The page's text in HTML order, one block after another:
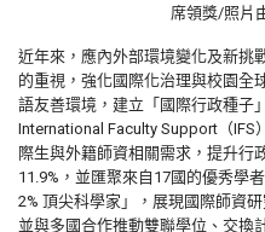
席領獎/照片
近年來，應內外部環境變化及新挑
的重視，強化國際化治理與校園全
語友善環境，建立「國際行政種子
International Faculty Support（IFS
際生與外籍師資相關需求，提升行
11.9%，並匯聚來自17國的優秀學
2% 頂尖科學家」，展現國際師資
並與多國合作推動雙聯學位、交換